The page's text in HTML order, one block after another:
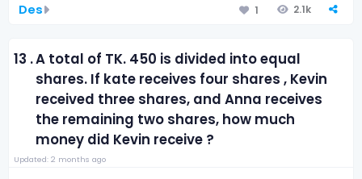
Des 1 2.1k
13 .A total of TK. 450 is divided into equal
shares. If kate receives four shares , Kevin
received three shares, and Anna receives
the remaining two shares, how much
money did Kevin receive ?
Updated: 2 months ago